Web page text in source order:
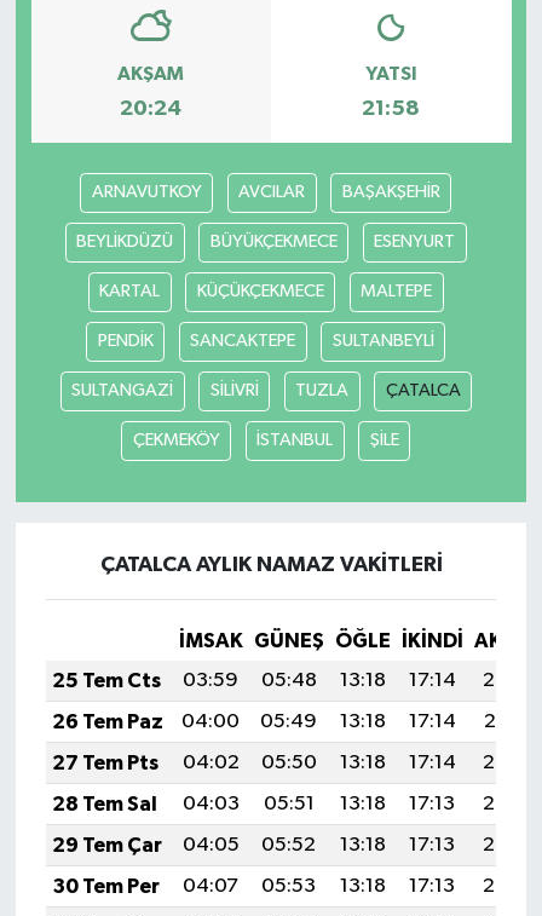
AKŞAM
20:24
YATSI
21:58
ARNAVUTKOY AVCILAR BAŞAKŞEHİR
BEYLİKDÜZÜ BÜYÜKÇEKMECE ESENYURT
KARTAL KÜÇÜKÇEKMECE MALTEPE
PENDİK SANCAKTEPE SULTANBEYLİ
SULTANGAZİ SİLİVRİ TUZLA ÇATALCA
ÇEKMEKÖY İSTANBUL ŞİLE
ÇATALCA AYLIK NAMAZ VAKITLERI
İMSAK GÜNEŞ ÖĞLE İKINDI
25 Tem Cts
03:59 05:48 13:18 17:14
20:38
26 Tem Paz
04:00 05:49 13:18 17:14
20:37
27 Tem Pts
04:02 05:50 13:18 17:14
20:36
28 Tem Sal
04:03 05:51 13:18 17:13
20:35
29 Tem Çar
04:05 05:52 13:18 17:13
20:34
30 Tem Per
04:07 05:53 13:18 17:13
20:33